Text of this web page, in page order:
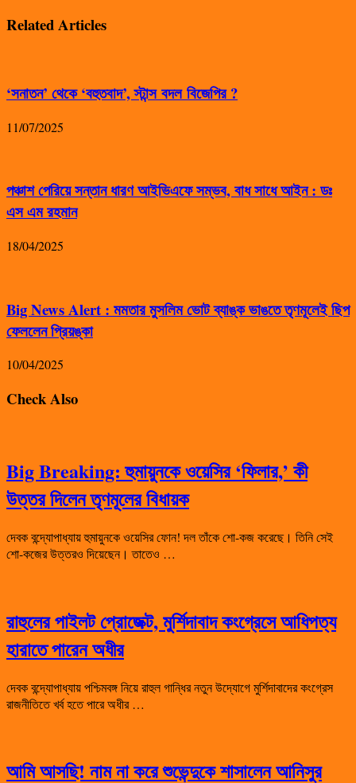
Related Articles
‘সনাতন’ থেকে ‘বহুতবাদ’, স্টান্স বদল বিজেপির ?
11/07/2025
পঞ্চাশ পেরিয়ে সন্তান ধারণ আইভিএফে সম্ভব, বাধ সাধে আইন : ডঃ
এস এম রহমান
18/04/2025
Big News Alert : মমতার মুসলিম ভোট ব্যাঙ্ক ভাঙতে তৃণমূলেই ছিপ
ফেললেন প্রিয়ঙ্কা
10/04/2025
Check Also
Big Breaking: হুমায়ুনকে ওয়েসির ‘ফিলার,’ কী
উত্তর দিলেন তৃণমূলের বিধায়ক
দেবক বন্দ্যোপাধ্যায় হুমায়ুনকে ওয়েসির ফোন! দল তাঁকে শো-কজ করেছে। তিনি সেই
শো-কজের উত্তরও দিয়েছেন। তাতেও …
রাহুলের পাইলট প্রোজেক্ট, মুর্শিদাবাদ কংগ্রেসে আধিপত্য
হারাতে পারেন অধীর
দেবক বন্দ্যোপাধ্যায় পশ্চিমবঙ্গ নিয়ে রাহুল গান্ধির নতুন উদ্যোগে মুর্শিদাবাদের কংগ্রেস
রাজনীতিতে খর্ব হতে পারে অধীর …
আমি আসছি! নাম না করে শুভেন্দুকে শাসালেন আনিসুর